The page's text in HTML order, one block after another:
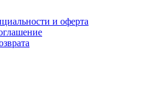
и оферта